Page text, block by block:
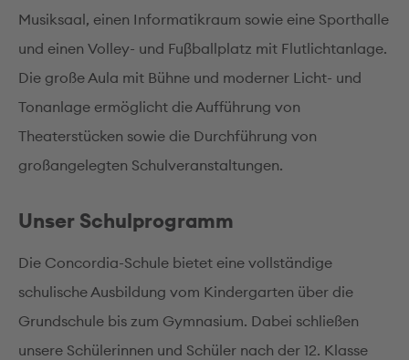
Musiksaal, einen Informatikraum sowie eine Sporthalle
und einen Volley- und Fuβballplatz mit Flutlichtanlage.
Die große Aula mit Bühne und moderner Licht- und
Tonanlage ermöglicht die Aufführung von
Theaterstücken sowie die Durchführung von
großangelegten Schulveranstaltungen.
Unser Schulprogramm
Die Concordia-Schule bietet eine vollständige
schulische Ausbildung vom Kindergarten über die
Grundschule bis zum Gymnasium. Dabei schließen
unsere Schülerinnen und Schüler nach der 12. Klasse